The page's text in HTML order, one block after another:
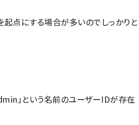
点にする場合が多いのでしっかりと
」という名前のユーザーIDが存在